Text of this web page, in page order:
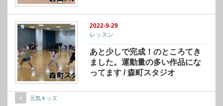
2022-9-29
レッスン
あと少しで完成！のところてき
ました。運動量の多い作品にな
ってます / 森町スタジオ
元気キッズ